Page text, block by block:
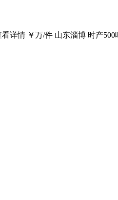
详情 ￥万/件 山东淄博 时产500